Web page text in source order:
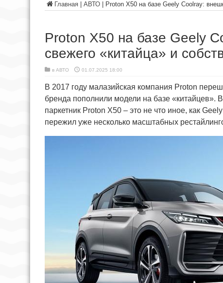
Главная АВТО Proton X50 на базе Geely Coolray:
Proton X50 на базе Geely
свежего «китайца» и
в АВТО 01.07.2025 18:00
В 2017 году малазийская компания Proton
бренда пополнили модели на базе «китайцев».
паркетник Proton X50 – это не что иное, как
пережил уже несколько масштабных